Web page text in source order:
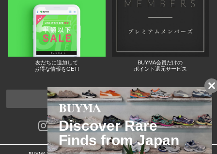
友だちに追加して
お得な情報をGET!
BUYMA会員だけの
ポイント還元サービス
ページトップへ